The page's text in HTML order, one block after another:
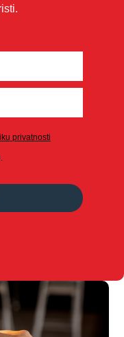
privatnosti